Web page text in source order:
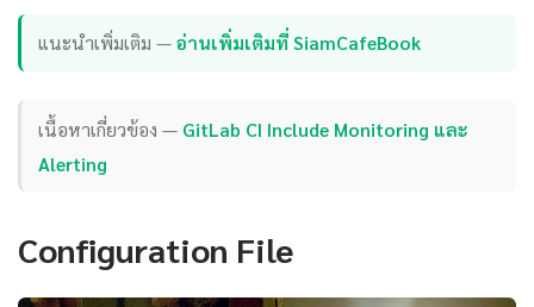
แนะนำเพิ่มเติม —อ่านเพิ่มเติมที่ SiamCafeBook
เนื้อหาเกี่ยวข้อง — GitLab CI Include Monitoring และ
Alerting
Configuration File